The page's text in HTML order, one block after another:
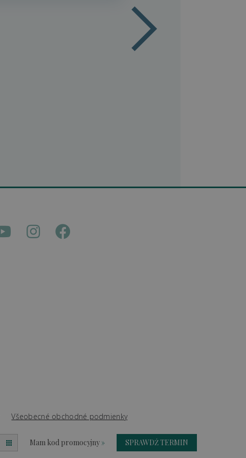
Všeobecné obchodné podmienky
Mam kod promocyjny » SPRAWDŹ TERMIN